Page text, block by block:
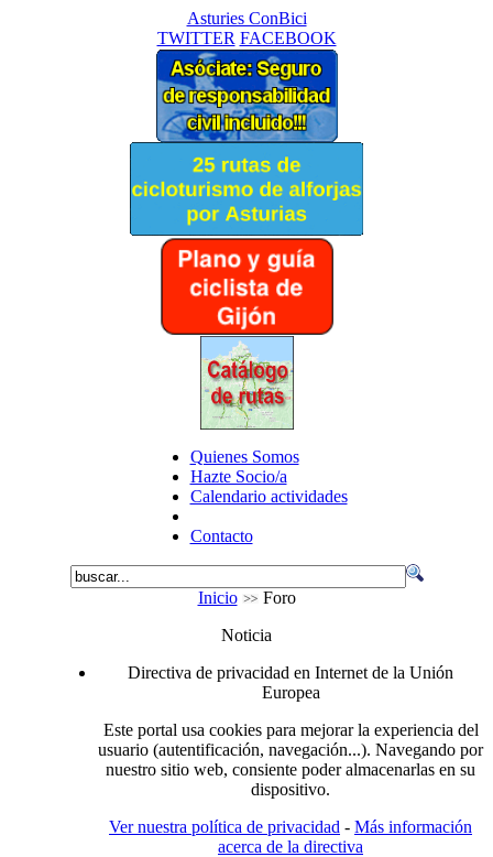
Asturies ConBici
TWITTER FACEBOOK
Quienes Somos
Hazte Socio/a
Calendario actividades
Contacto
Inicio
Foro
Noticia
Directiva de privacidad en Internet de la Unión
Europea
Este portal usa cookies para mejorar la experiencia del
usuario (autentificación, navegación...). Navegando por
nuestro sitio web, consiente poder almacenarlas en su
dispositivo.
Ver nuestra política de privacidad - Más información
acerca de la directiva